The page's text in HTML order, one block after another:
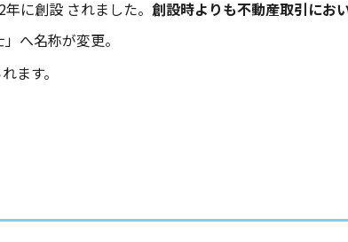
に創設 されました。 創設時よりも不動産取引にお
へ名称が変更。
ます。